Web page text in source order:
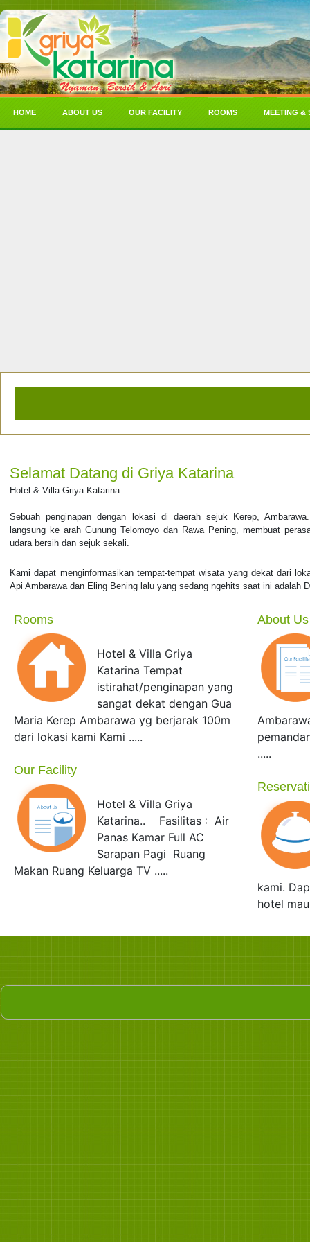
HOME ABOUT US OUR FACILITY ROOMS MEETING &
Selamat Datang di Griya Katarina
Hotel & Villa Griya Katarina..
Sebuah penginapan dengan lokasi di daerah sejuk Kerep,
langsung ke arah Gunung Telomoyo dan Rawa Pening, membuat
udara bersih dan sejuk sekali.
Kami dapat menginformasikan tempat-tempat wisata yang dekat dari
Api Ambarawa dan Eling Bening lalu yang sedang ngehits saat ini adalah
Rooms
Hotel & Villa Griya
Katarina Tempat
istirahat/penginapan yang
sangat dekat dengan Gua
Maria Kerep Ambarawa yg berjarak 100m
dari lokasi kami Kami .....
Our Facility
Hotel & Villa Griya
Katarina.. Fasilitas : Air
Panas Kamar Full AC
Sarapan Pagi Ruang
Makan Ruang Keluarga TV .....
About Us
.....
kami.
hotel